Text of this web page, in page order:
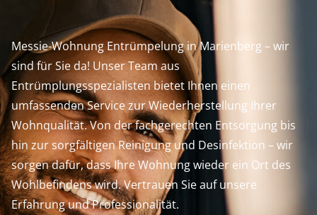
Messie-Wohnung Entrümpelung in Marienberg – wir
sind für Sie da! Unser Team aus
Entrümplungsspezialisten bietet Ihnen einen
umfassenden Service zur Wiederherstellung Ihrer
Wohnqualität. Von der fachgerechten Entsorgung bis
hin zur sorgfältigen Reinigung und Desinfektion – wir
sorgen dafür, dass Ihre Wohnung wieder ein Ort des
Wohlbefindens wird. Vertrauen Sie auf unsere
Erfahrung und Professionalität.